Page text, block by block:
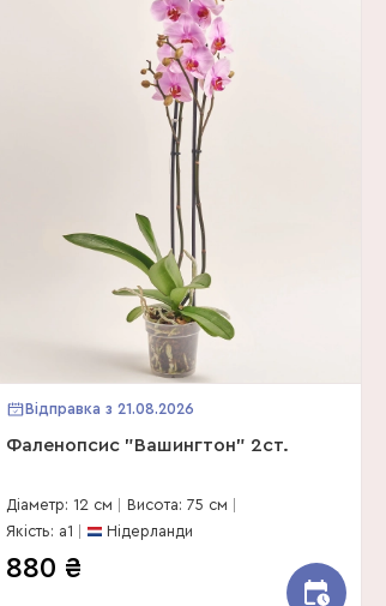
Відправка з 21.08.2026
Фаленопсис "Вашингтон" 2ст.
Діаметр: 12 см
Висота: 75 см
Якість: a1
Нідерланди
880 ₴